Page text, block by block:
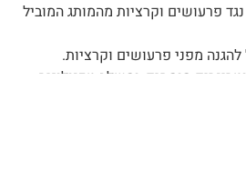
פרעושים וקרציות מהמותג המוביל
מפני פרעושים וקרציות.
מומחים, ומשלב טכנולוגיה
כדי להבטיח הגנה מקסימלית